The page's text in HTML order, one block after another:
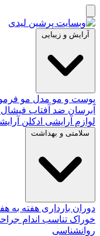
آرایش و زیبایی
پوست و مو مدل مو
آبرسان ضد آفتاب فیشال
لوازم آرایشی ادکلن
سلامتی و بهداشت
دوران بارداری هفته به
خوراک تناسب اندام
روانشناسی